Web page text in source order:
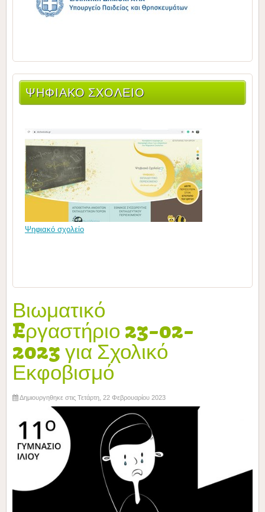
ΨΗΦΙΑΚΟ ΣΧΟΛΕΙΟ
Ψηφιακό σχολείο
Βιωματικό
Eργαστήριο 23-02-
2023 για Σχολικό
Εκφοβισμό
Δημιουργηθηκε στις Τετάρτη, 22 Φεβρουαρίου 2023